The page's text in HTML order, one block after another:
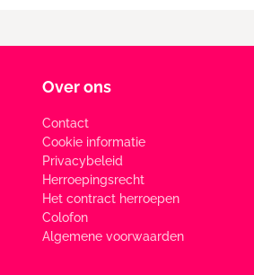
Over ons
Contact
Cookie informatie
Privacybeleid
Herroepingsrecht
Het contract herroepen
Colofon
Algemene voorwaarden